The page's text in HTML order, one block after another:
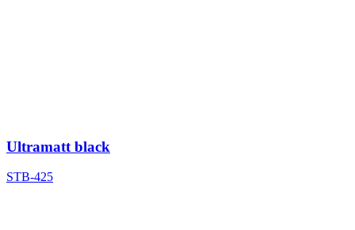
Ultramatt black
STB-425